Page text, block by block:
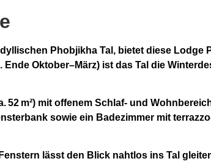
Phobjikha Tal , bietet diese Lodge
Ende Oktober–März) ist das Tal die
52 m²) mit offenem Schlaf- und
sowie ein Badezimmer mit
lässt den Blick nahtlos ins Tal